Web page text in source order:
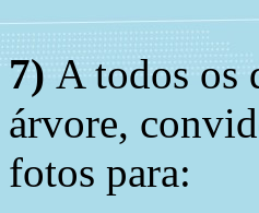
7) A todos os
árvore,
fotos para: